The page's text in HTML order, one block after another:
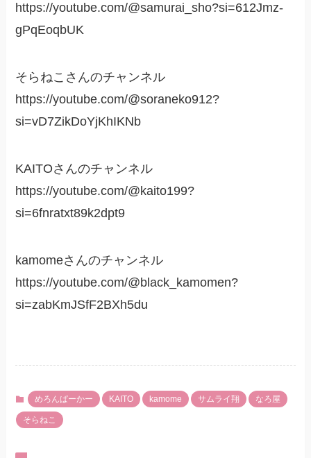
https://youtube.com/@samurai_sho?si=612Jmz-
gPqEoqbUK
そらねこさんのチャンネル
https://youtube.com/@soraneko912?
si=vD7ZikDoYjKhIKNb
KAITOさんのチャンネル
https://youtube.com/@kaito199?
si=6fnratxt89k2dpt9
kamomeさんのチャンネル
https://youtube.com/@black_kamomen?
si=zabKmJSfF2BXh5du
めろんぱーかー KAITO kamome サムライ翔 なろ屋
そらねこ